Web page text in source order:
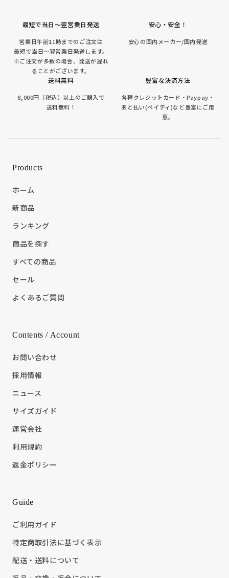
最短で当日～翌営業日発送
営業日午前11時までのご注文は
最短で当日～翌営業日発送します。
※ご注文が多数の場合、発送が遅れ
ることがございます。
安心・安全！
安心の国内メーカー/国内発送
送料無料
8,000円（税込）以上のご購入で
送料無料！
豊富な決済方法
各種クレジットカード・Paypay・
あと払い(ペイディ)など豊富にご用
意。
Products
ホーム
新商品
ランキング
商品を探す
すべての商品
セール
よくあるご質問
Contents / Account
お問い合わせ
採用情報
ニュース
サイズガイド
運営会社
利用規約
返金ポリシー
Guide
ご利用ガイド
特定商取引法に基づく表示
配送・送料について